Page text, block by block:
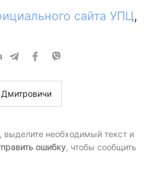
сайта УПЦ,
необходимый текст и
ошибку, чтобы сообщить